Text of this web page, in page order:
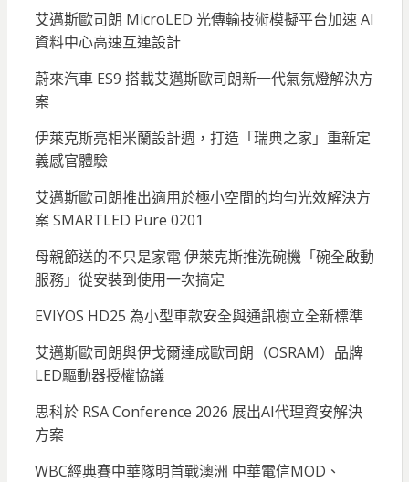
艾邁斯歐司朗 MicroLED 光傳輸技術模擬平台加速 AI
資料中心高速互連設計
蔚來汽車 ES9 搭載艾邁斯歐司朗新一代氣氛燈解決方
案
伊萊克斯亮相米蘭設計週，打造「瑞典之家」重新定
義感官體驗
艾邁斯歐司朗推出適用於極小空間的均勻光效解決方
案 SMARTLED Pure 0201
母親節送的不只是家電 伊萊克斯推洗碗機「碗全啟動
服務」從安裝到使用一次搞定
EVIYOS HD25 為小型車款安全與通訊樹立全新標準
艾邁斯歐司朗與伊戈爾達成歐司朗（OSRAM）品牌
LED驅動器授權協議
思科於 RSA Conference 2026 展出AI代理資安解決
方案
WBC經典賽中華隊明首戰澳洲 中華電信MOD、